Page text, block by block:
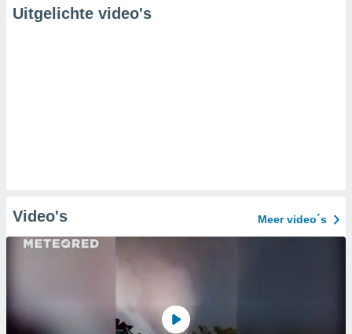
Uitgelichte video's
Video's Meer video´s